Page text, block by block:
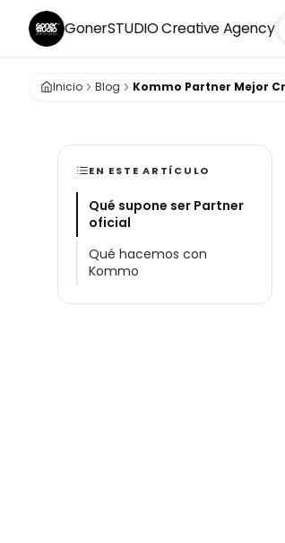
GonerSTUDIOCreative Agency
Inicio Blog Kommo Partner Mejor
EN ESTE ARTÍCULO
Qué supone ser Partner
oficial
Qué hacemos con
Kommo